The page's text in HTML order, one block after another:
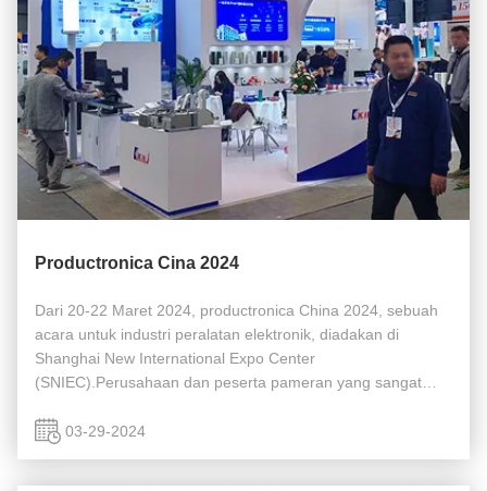
Productronica Cina 2024
Dari 20-22 Maret 2024, productronica China 2024, sebuah
acara untuk industri peralatan elektronik, diadakan di
Shanghai New International Expo Center
(SNIEC).Perusahaan dan peserta pameran yang sangat
mengeksplorasi peluang baru di segmen industri. ...
03-29-2024